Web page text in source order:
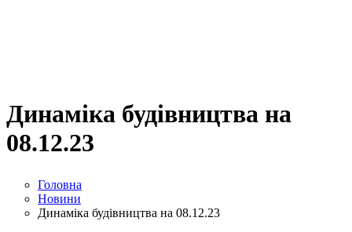
Динаміка будівництва на
08.12.23
Головна
Новини
Динаміка будівництва на 08.12.23